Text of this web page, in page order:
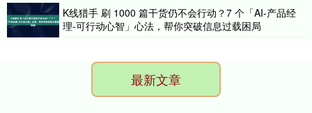
K线猎手 刷 1000 篇干货仍不会行动？7 个「AI-产品经
理-可行动心智」心法，帮你突破信息过载困局
最新文章